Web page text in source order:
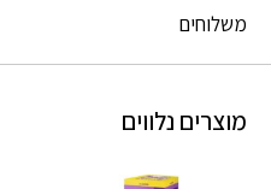
משלוחים
מוצרים נלווים